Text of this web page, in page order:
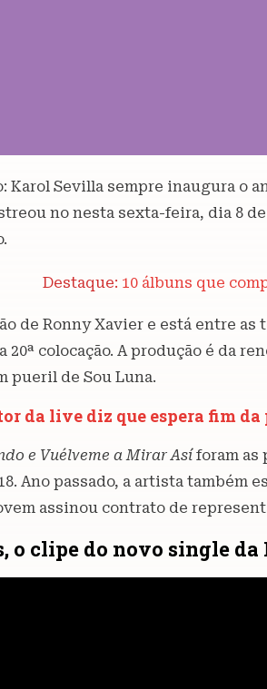
Karol Sevilla sempre inaugura o
no nesta sexta-feira, dia 8
Destaque: 10 álbuns que
de Ronny Xavier e está entre
colocação. A produção é da
pueril de Sou Luna.
da live diz que espera fim
e Vuélveme a Mirar Así foram as
Ano passado, a artista também
assinou contrato de
o clipe do novo single